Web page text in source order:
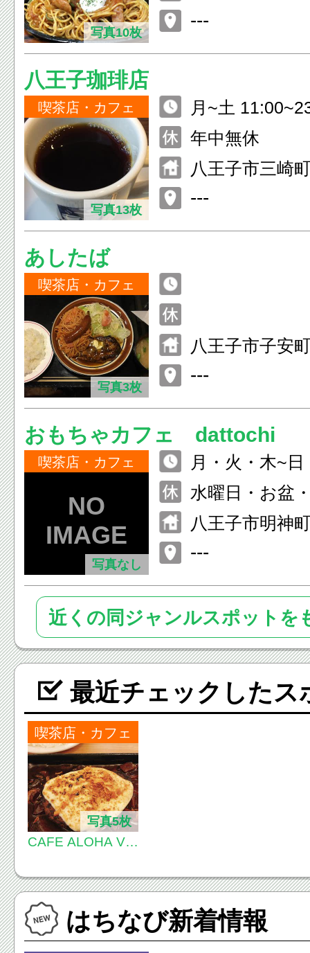
写真10枚
---
八王子珈琲店
喫茶店・カフェ
写真13枚
月~土
0:00~6:00
年中無休
八王子市三崎
---
あしたば
喫茶店・カフェ
写真3枚
八王子市子安
---
おもちゃカフェ dattochi
喫茶店・カフェ
写真なし
月・火・木~
(L.O.15:30)
水曜日・お盆
八王子市明神
---
近くの同ジャンルスポットを
最近チェックしたス
喫茶店・カフェ
写真5枚
CAFE ALOHA VE
ハ・ヴィーナス)
はちなび新着情報